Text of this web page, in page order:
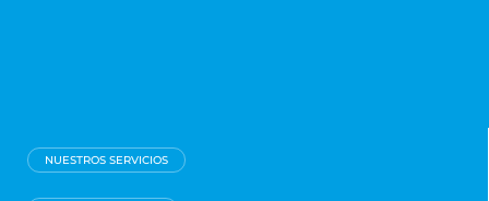
NUESTROS SERVICIOS